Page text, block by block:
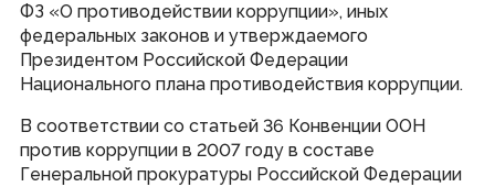
© Государственное Cобрание Республики Мордовия,
2024
Федеральные органы государственной власти
Органы государственной власти РМ
ФЗ «О противодействии коррупции», иных
федеральных законов и утверждаемого
Президентом Российской Федерации
Национального плана противодействия коррупции.
В соответствии со статьей 36 Конвенции ООН
против коррупции в 2007 году в составе
Генеральной прокуратуры Российской Федерации